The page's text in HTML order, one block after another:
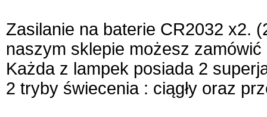
Zasilanie na baterie CR2032 x2.
naszym sklepie możesz
Każda z lampek posiada 2
2 tryby świecenia : ciągły oraz